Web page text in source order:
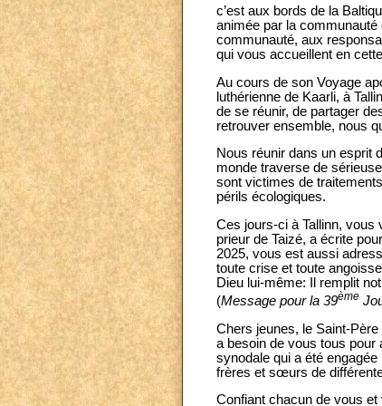
c’est aux bords de la
animée par la
communauté, aux
qui vous accueillent en cette
Au cours de son Voyage
luthérienne de Kaarli, à
de se réunir, de partager
retrouver ensemble, nous
Nous réunir dans un esprit
monde traverse de
sont victimes de
périls écologiques.
Ces jours-ci à Tallinn, vous
prieur de Taizé, a écrite
2025, vous est aussi
toute crise et toute
Dieu lui-même: Il remplit
(Message pour la 39ème
Chers jeunes, le Saint-
a besoin de vous tous pour
synodale qui a été
frères et sœurs de
Confiant chacun de vous